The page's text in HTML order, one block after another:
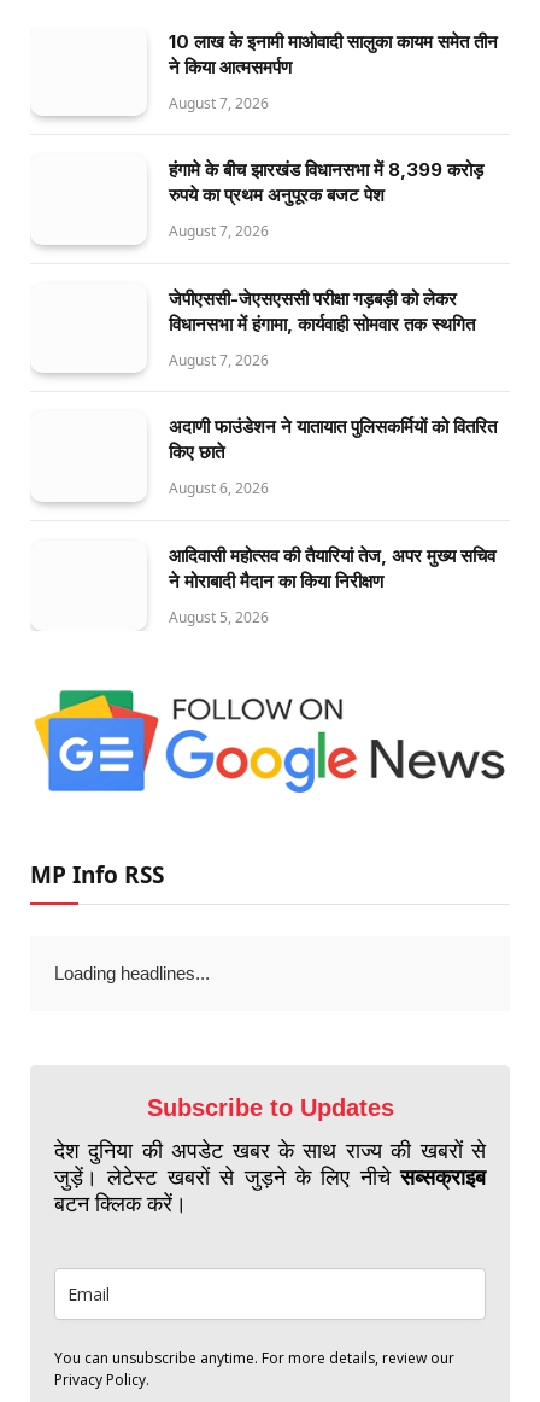
10 लाख के इनामी माओवादी सालुका कायम समेत तीन
ने किया आत्मसमर्पण
August 7, 2026
हंगामे के बीच झारखंड विधानसभा में 8,399 करोड़
रुपये का प्रथम अनुपूरक बजट पेश
August 7, 2026
जेपीएससी-जेएसएससी परीक्षा गड़बड़ी को लेकर
विधानसभा में हंगामा, कार्यवाही सोमवार तक स्थगित
August 7, 2026
अदाणी फाउंडेशन ने यातायात पुलिसकर्मियों को वितरित
किए छाते
August 6, 2026
आदिवासी महोत्सव की तैयारियां तेज, अपर मुख्य सचिव
ने मोराबादी मैदान का किया निरीक्षण
August 5, 2026
MP Info RSS
Loading headlines...
Subscribe to Updates
देश दुनिया की अपडेट खबर के साथ राज्य की खबरों से
जुड़ें। लेटेस्ट खबरों से जुड़ने के लिए नीचेसब्सक्राइब
बटन क्लिक करें।
You can unsubscribe anytime. For more details, review our
Privacy Policy.